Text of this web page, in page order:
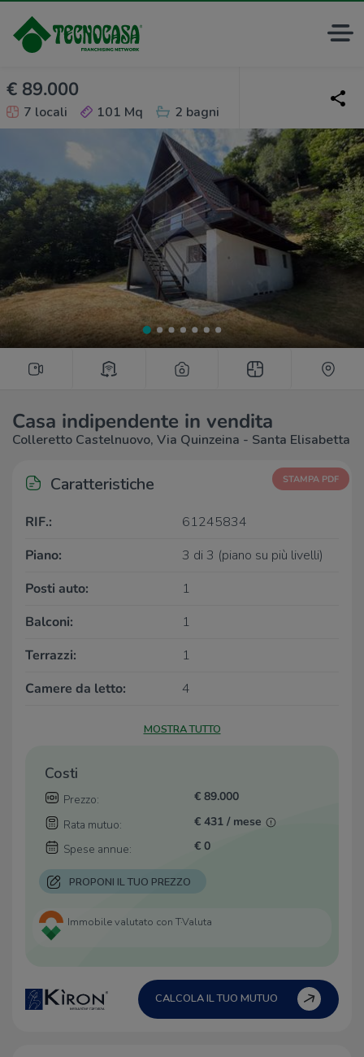
€ 89.000
7 locali 101 Mq 2 bagni
Casa indipendente in vendita
Colleretto Castelnuovo, Via Quinzeina - Santa Elisabetta
Caratteristiche STAMPA PDF
RIF.:
61245834
Piano:
3 di 3 (piano su più livelli)
Posti auto:
1
Balconi:
1
Terrazzi:
1
Camere da letto:
4
MOSTRA TUTTO
Costi
Prezzo:
€ 89.000
Rata mutuo:
€ 431 / mese
Spese annue:
€ 0
PROPONI IL TUO PREZZO
Immobile valutato con T·Valuta
CALCOLA IL TUO MUTUO